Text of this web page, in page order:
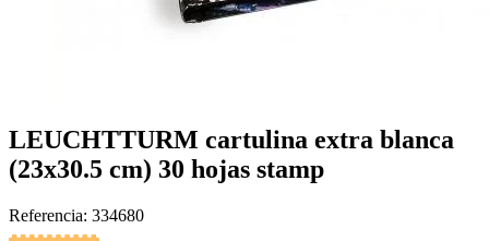
LEUCHTTURM cartulina extra blanca
(23x30.5 cm) 30 hojas stamp
Referencia: 334680